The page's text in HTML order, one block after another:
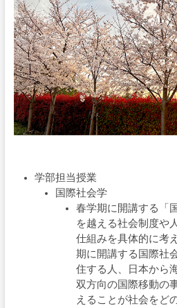
学部担当授業
国際社会学
春学期に開講する「
を越える社会制度や
仕組みを具体的に考
期に開講する国際社
住する人、日本から
双方向の国際移動の
えることが社会をど